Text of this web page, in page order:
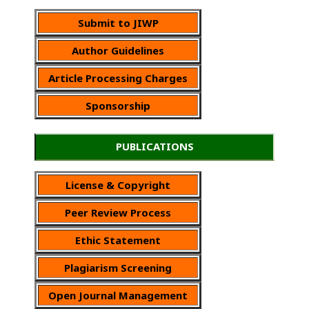
Submit to JIWP
Author Guidelines
Article Processing Charges
Sponsorship
PUBLICATIONS
License & Copyright
Peer Review Process
Ethic Statement
Plagiarism Screening
Open Journal Management